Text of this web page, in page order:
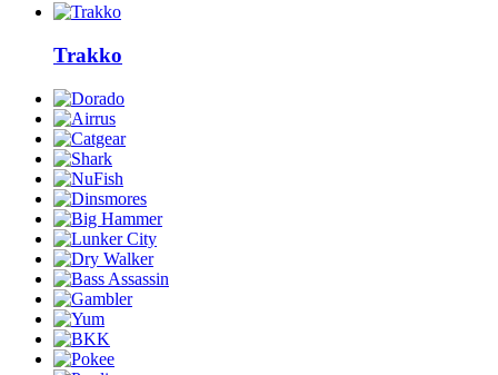
Trakko